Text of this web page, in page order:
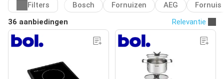
Filters Bosch Fornuizen AEG
Fornuis
36 aanbiedingen
Relevantie